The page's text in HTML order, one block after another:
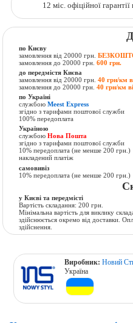
12 міс. офіційної
по Києву
замовлення від 20000 грн.
замовлення до 20000 грн.600 грн.
до передмістя Києва
замовлення від 20000 грн.40 грн/км
замовлення до 20000 грн.40 грн/км
по Україні
службоюMeest Express
згідно з тарифами поштової служби
100% передоплата
Україною
службоюНова Пошта
згідно з тарифами поштової служби
10% передоплата (не менше 200 грн.)
накладений платіж
самовивіз
10% передоплата (не менше 200 грн.)
у Києві та передмісті
Вартість складання: 200 грн.
Мінімальна вартість для виклику
здійснюється окремо від доставки.
здійснення.
Виробник:Новий
Україна